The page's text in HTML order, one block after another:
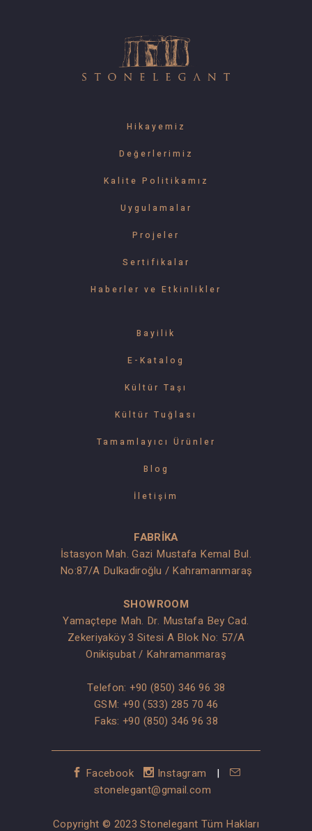
Hikayemiz
Değerlerimiz
Kalite Politikamız
Uygulamalar
Projeler
Sertifikalar
Haberler ve Etkinlikler
Bayilik
E-Katalog
Kültür Taşı
Kültür Tuğlası
Tamamlayıcı Ürünler
Blog
İletişim
FABRİKA
İstasyon Mah. Gazi Mustafa Kemal Bul.
No:87/A Dulkadiroğlu / Kahramanmaraş
SHOWROOM
Yamaçtepe Mah. Dr. Mustafa Bey Cad.
Zekeriyaköy 3 Sitesi A Blok No: 57/A
Onikişubat / Kahramanmaraş
Telefon:+90 (850) 346 96 38
GSM: +90 (533) 285 70 46
Faks: +90 (850) 346 96 38
Facebook Instagram
|
stonelegant@gmail.com
Copyright © 2023 Stonelegant Tüm Hakları